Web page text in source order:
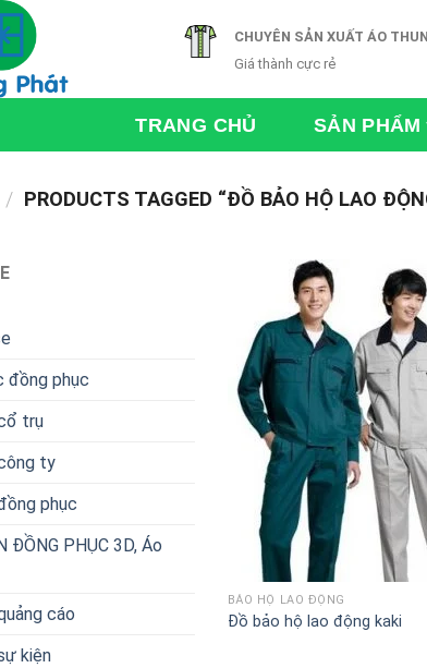
CHUYÊN SẢN XUẤT ÁO THUN
Giá thành cực rẻ
TRANG CHỦ SẢN PHẨM
/ PRODUCTS TAGGED “ĐỒ BẢO HỘ LAO
đồng phục
trụ
ty
phục
ĐỒNG PHỤC 3D, Áo
cáo
kiện
BẢO HỘ LAO ĐỘNG
Đồ bảo hộ lao động kaki